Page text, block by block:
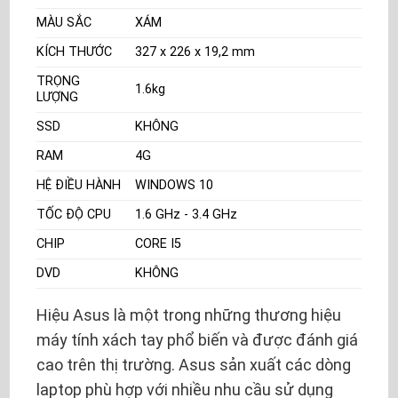
MÀU SẮC
XÁM
KÍCH THƯỚC
327 x 226 x 19,2 mm
TRỌNG
LƯỢNG
1.6kg
SSD
KHÔNG
RAM
4G
HỆ ĐIỀU HÀNH
WINDOWS 10
TỐC ĐỘ CPU
1.6 GHz - 3.4 GHz
CHIP
CORE I5
DVD
KHÔNG
Hiệu Asus là một trong những thương hiệu
máy tính xách tay phổ biến và được đánh giá
cao trên thị trường. Asus sản xuất các dòng
laptop phù hợp với nhiều nhu cầu sử dụng